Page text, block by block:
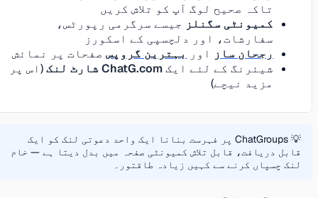
تاکہ صحیح لوگ آپ کو تلاش کریں
کمیونٹی سگنلزجیسے سرگرمی رپورٹس،
سفارشات، اور دلچسپی کے اسکورز
رجحان ساز اور بہترین گروپسصفحات پر نمائش
شیئرنگ کے لئے ایکChatG.com شارٹ لنک
(اس پر
مزید نیچے)
💡 ChatGroups پر فہرست بنانا ایک واحد دعوتی لنک کو ایک
قابل دریافت، قابل تلاش کمیونٹی صفحہ میں بدل دیتا ہے — خام
لنک چسپاں کرنے سے کہیں زیادہ طاقتور۔